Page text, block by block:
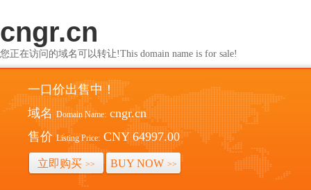
cngr.cn
您正在访问的域名可以转让!This domain name is for sale!
一口价出售中！
域名 Domain Name: cngr.cn
售价 Listing Price: CNY 64997.00
立即购买 >> BUY NOW >>